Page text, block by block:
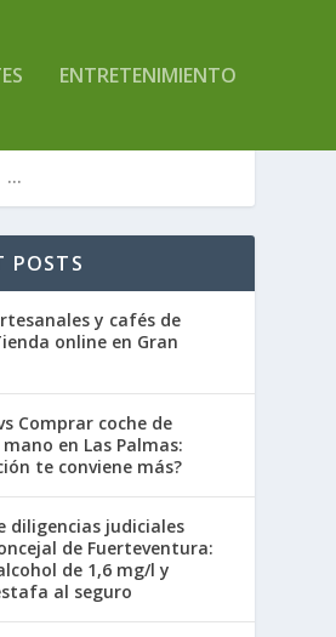
ENTRETENIMIENTO
POSTS
y cafés de
online en Gran
Comprar coche de
en Las Palmas:
te conviene más?
diligencias judiciales
de Fuerteventura:
de 1,6 mg/l y
al seguro